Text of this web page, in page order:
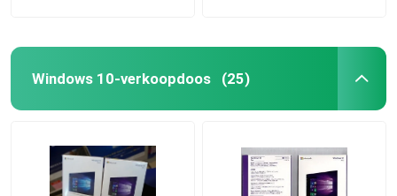
Windows 10-verkoopdoos (25)